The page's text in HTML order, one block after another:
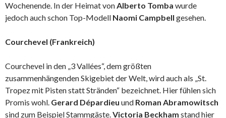
Wochenende. In der Heimat vonAlberto Tomba wurde
jedoch auch schon Top-Modell Naomi Campbell gesehen.
Courchevel (Frankreich)
Courchevel in den „3 Vallées“, dem größten
zusammenhängenden Skigebiet der Welt, wird auch als „St.
Tropez mit Pisten statt Stränden“ bezeichnet. Hier fühlen sich
Promis wohl. Gerard Dépardieu und Roman Abramowitsch
sind zum Beispiel Stammgäste.Victoria Beckham stand hier